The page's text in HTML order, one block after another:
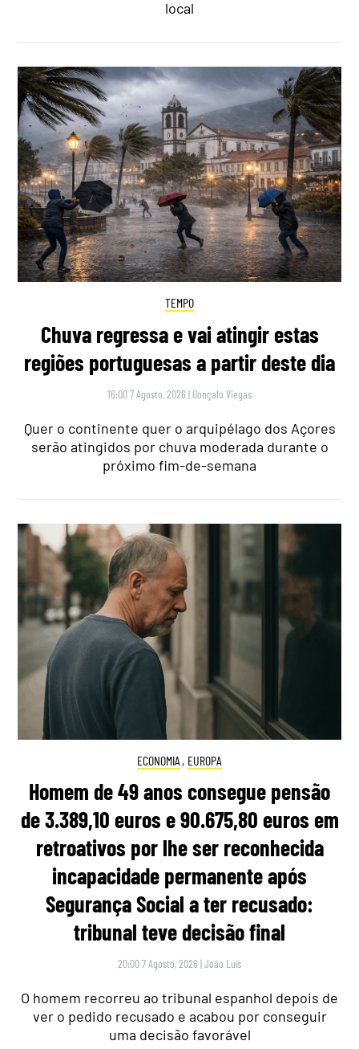
local
TEMPO
Chuva regressa e vai atingir estas
regiões portuguesas a partir deste dia
16:00 7 Agosto, 2026 | Gonçalo Viegas
Quer o continente quer o arquipélago dos Açores
serão atingidos por chuva moderada durante o
próximo fim-de-semana
ECONOMIA , EUROPA
Homem de 49 anos consegue pensão
de 3.389,10 euros e 90.675,80 euros em
retroativos por lhe ser reconhecida
incapacidade permanente após
Segurança Social a ter recusado:
tribunal teve decisão final
20:00 7 Agosto, 2026 |João Luís
O homem recorreu ao tribunal espanhol depois de
ver o pedido recusado e acabou por conseguir
uma decisão favorável